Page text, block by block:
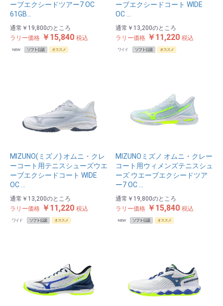
ーブエクシードツアー7 OC
61GB…
通常 ￥19,800のところ
ラリー価格 ￥15,840 税込
NEW ソフト公認 オススメ
ーブエクシードコート WIDE
OC …
通常 ￥13,200のところ
ラリー価格 ￥11,220 税込
ワイド ソフト公認 オススメ
MIZUNO(ミズノ) オムニ・クレ
ーコート用テニスシューズウエ
ーブエクシードコート WIDE
OC …
通常 ￥13,200のところ
ラリー価格 ￥11,220 税込
ワイド ソフト公認 オススメ
MIZUNOミズノ オムニ・クレー
コート用ウィメンズテニスシュ
ーズ ウエーブエクシードツア
ー7 OC …
通常 ￥19,800のところ
ラリー価格 ￥15,840 税込
NEW ソフト公認 オススメ